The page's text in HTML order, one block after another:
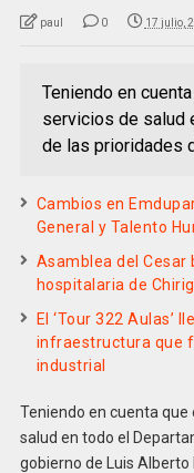
paul 0 17 julio,
Teniendo en
servicios de salud
de las prioridades
Cambios en
General y Talento
Asamblea del Cesar
hospitalaria de
El ‘Tour 322 Aulas’
infraestructura que
industrial
Teniendo en cuenta
salud en todo el
gobierno de Luis Alberto